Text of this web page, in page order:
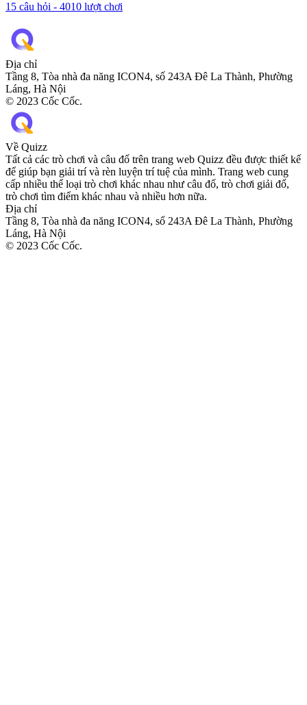
15 câu hỏi - 4010 lượt chơi
Địa chỉ
Tầng 8, Tòa nhà đa năng ICON4, số 243A Đê La Thành, Phường
Láng, Hà Nội
© 2023 Cốc Cốc.
Về Quizz
Tất cả các trò chơi và câu đố trên trang web Quizz đều được thiết kế
để giúp bạn giải trí và rèn luyện trí tuệ của mình. Trang web cung
cấp nhiều thể loại trò chơi khác nhau như câu đố, trò chơi giải đố,
trò chơi tìm điểm khác nhau và nhiều hơn nữa.
Địa chỉ
Tầng 8, Tòa nhà đa năng ICON4, số 243A Đê La Thành, Phường
Láng, Hà Nội
© 2023 Cốc Cốc.